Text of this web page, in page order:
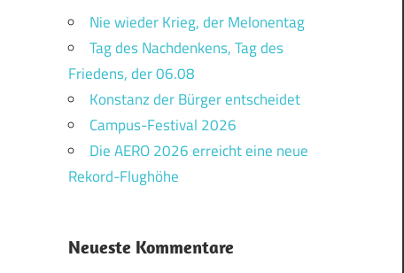
Nie wieder Krieg, der Melonentag
Tag des Nachdenkens, Tag des
Friedens, der 06.08
Konstanz der Bürger entscheidet
Campus-Festival 2026
Die AERO 2026 erreicht eine neue
Rekord-Flughöhe
Neueste Kommentare